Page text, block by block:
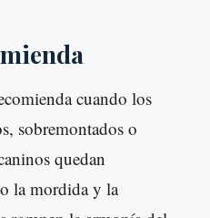
cuando los
sobremontados o
quedan
la mordida y la